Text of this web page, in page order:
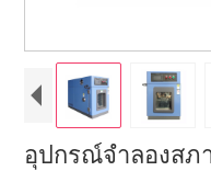
อุปกรณ์จำลองสภ